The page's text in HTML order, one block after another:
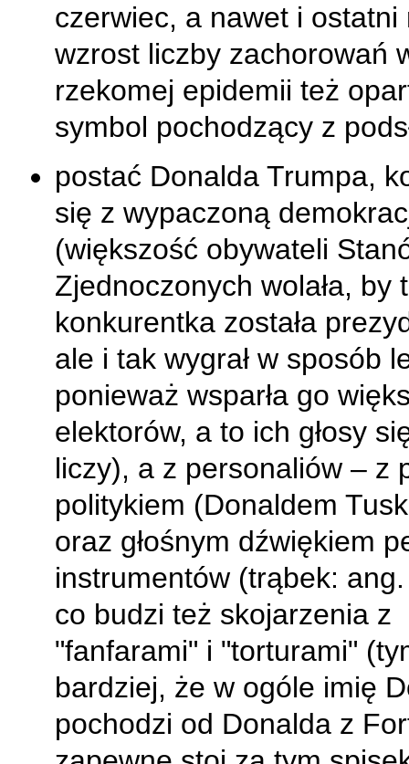
czerwiec, a nawet i ostatni
wzrost liczby zachorowań
rzekomej epidemii też
symbol pochodzący z
postać Donalda Trumpa,
się z wypaczoną
(większość obywateli
Zjednoczonych wolała, by
konkurentka została
ale i tak wygrał w sposób
ponieważ wsparła go
elektorów, a to ich głosy
liczy), a z personaliów – z
politykiem (Donaldem
oraz głośnym dźwiękiem
instrumentów (trąbek:
co budzi też skojarzenia z
"fanfarami" i "torturami"
bardziej, że w ogóle imię
pochodzi od Donalda z